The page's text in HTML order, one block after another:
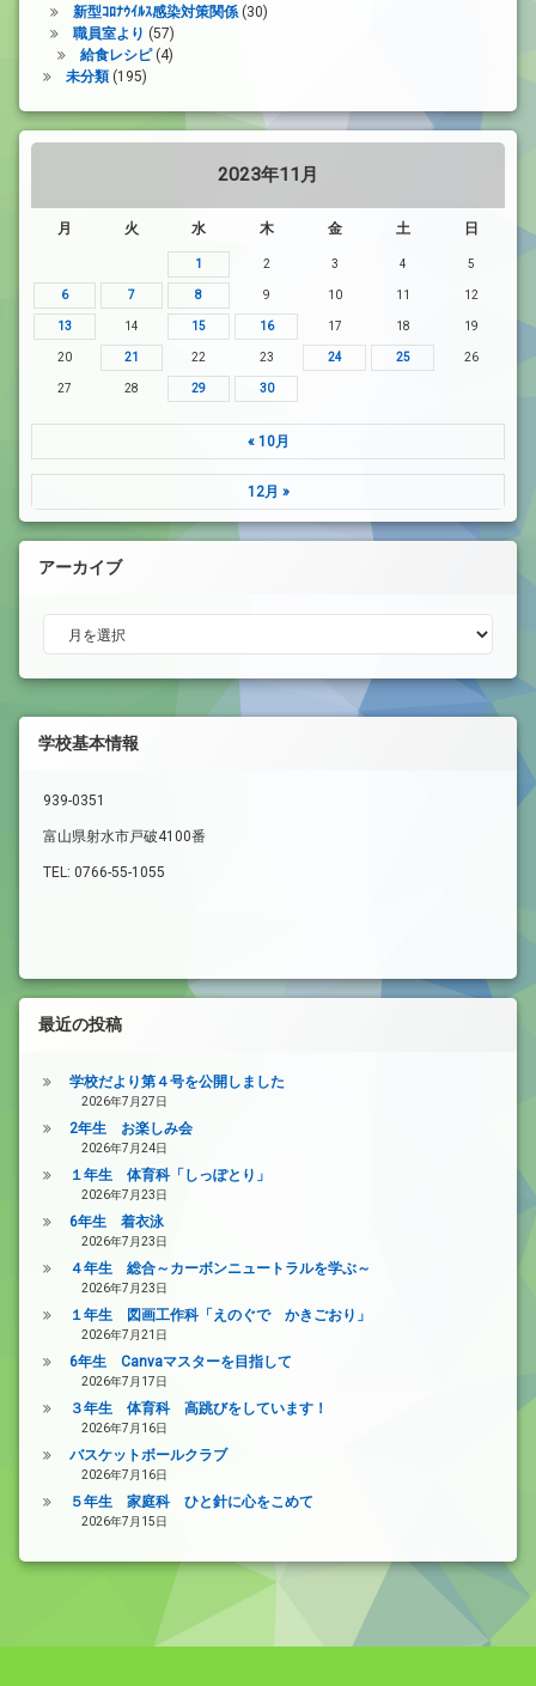
新型ｺﾛﾅｳｲﾙｽ感染対策関係(30)
職員室より (57)
給食レシピ(4)
未分類(195)
2023年11月
月 火 水 木 金 土 日
1 2 3 4 5
6 7 8 9 10 11 12
13 14 15 16 17 18 19
20 21 22 23 24 25 26
27 28 29 30
« 10月
12月 »
アーカイブ
アーカイブ
学校基本情報
939-0351
富山県射水市戸破4100番
TEL: 0766-55-1055
最近の投稿
学校だより第４号を公開しました
2026年7月27日
2年生 お楽しみ会
2026年7月24日
１年生 体育科「しっぽとり」
2026年7月23日
6年生 着衣泳
2026年7月23日
４年生 総合～カーボンニュートラルを学ぶ～
2026年7月23日
１年生 図画工作科「えのぐで かきごおり」
2026年7月21日
6年生 Canvaマスターを目指して
2026年7月17日
３年生 体育科 高跳びをしています！
2026年7月16日
バスケットボールクラブ
2026年7月16日
５年生 家庭科 ひと針に心をこめて
2026年7月15日